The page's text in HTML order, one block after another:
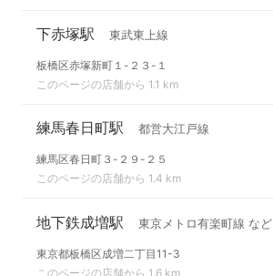
下赤塚駅 東武東上線
板橋区赤塚新町１-２３-１
このページの店舗から 1.1 km
練馬春日町駅 都営大江戸線
練馬区春日町３-２９-２５
このページの店舗から 1.4 km
地下鉄成増駅 東京メトロ有楽町線 など
東京都板橋区成増二丁目11-3
このページの店舗から 1.6 km